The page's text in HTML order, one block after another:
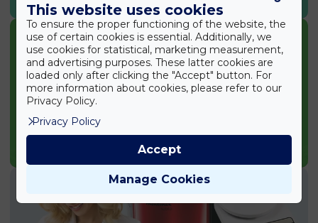
KERTI TERMÉKEK
This website uses cookies
To ensure the proper functioning of the website, the
use of certain cookies is essential. Additionally, we
use cookies for statistical, marketing measurement,
and advertising purposes. These latter cookies are
loaded only after clicking the "Accept" button. For
more information about cookies, please refer to our
Privacy Policy.
Privacy Policy
Manage Cookies
Accept